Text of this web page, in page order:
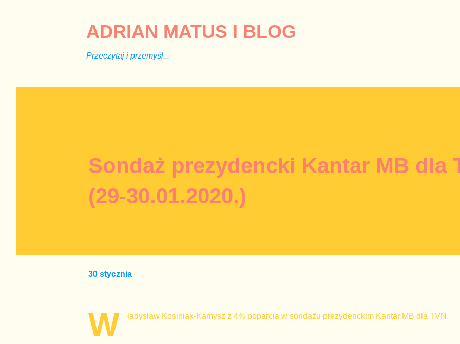
ADRIAN MATUS I BLOG
Przeczytaj i przemyśl...
Sondaż prezydencki Kantar MB dla
(29-30.01.2020.)
30 stycznia
W ładysław Kosiniak-Kamysz z 4% poparcia w sondażu prezydenckim Kantar MB dla TVN.